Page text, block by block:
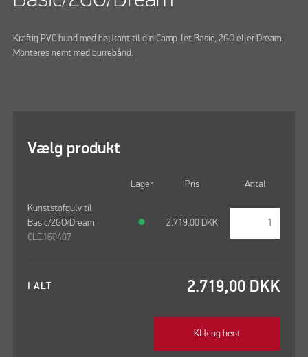
Kraftig PVC bund med høj kant til din Camp-let Basic, 2GO eller Dream.
Monteres nemt med burrebånd.
Vælg produkt
Lager Pris Antal
Kunststofgulv til
Basic/2GO/Dream
CLE160407
● 2.719,00 DKK
I ALT 2.719,00 DKK
Klik og hent